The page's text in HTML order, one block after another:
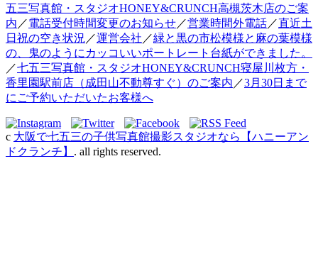
五三写真館・スタジオHONEY&CRUNCH高槻茨木店のご案
内 ／電話受付時間変更のお知らせ／営業時間外電話／直近土
日祝の空き状況 ／運営会社 ／緑と黒の市松模様と麻の葉模様
の、鬼のようにカッコいいポートレート台紙ができました。
／七五三写真館・スタジオHONEY&CRUNCH寝屋川枚方・
香里園駅前店（成田山不動尊すぐ）のご案内 ／3月30日まで
にご予約いただいたお客様へ
c 大阪で七五三の子供写真館撮影スタジオなら【ハニーアン
ドクランチ】 . all rights reserved.